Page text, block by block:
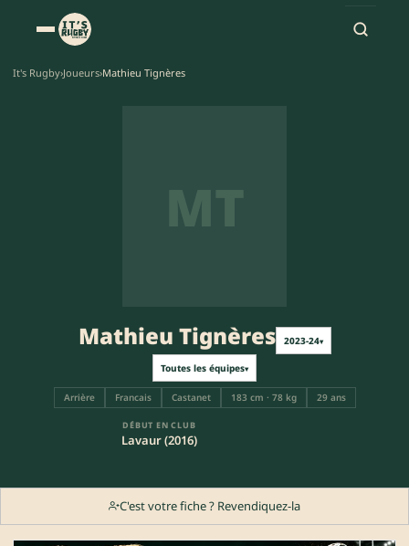
It's Rugby›Joueurs›Mathieu Tignères
MT
Mathieu Tignères 2023-24▾
Toutes les équipes▾
Arrière Francais Castanet 183 cm · 78 kg 29 ans
DÉBUT EN CLUB
Lavaur (2016)
C'est votre fiche ? Revendiquez-la